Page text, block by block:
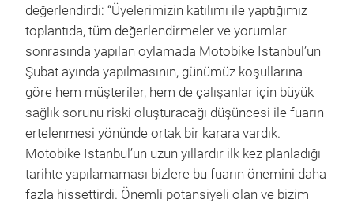
değerlendirdi: “Üyelerimizin katılımı ile yaptığımız
toplantıda, tüm değerlendirmeler ve yorumlar
sonrasında yapılan oylamada Motobike Istanbul’un
Şubat ayında yapılmasının, günümüz koşullarına
göre hem müşteriler, hem de çalışanlar için büyük
sağlık sorunu riski oluşturacağı düşüncesi ile fuarın
ertelenmesi yönünde ortak bir karara vardık.
Motobike Istanbul’un uzun yıllardır ilk kez planladığı
tarihte yapılamaması bizlere bu fuarın önemini daha
fazla hissettirdi. Önemli potansiyeli olan ve bizim